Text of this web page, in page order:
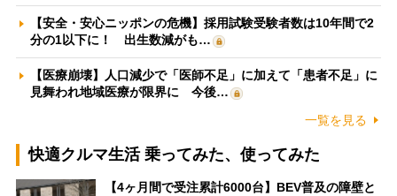
【安全・安心ニッポンの危機】採用試験受験者数は10年間で2
分の1以下に！ 出生数減がも…
【医療崩壊】人口減少で「医師不足」に加えて「患者不足」に
見舞われ地域医療が限界に 今後…
一覧を見る
快適クルマ生活 乗ってみた、使ってみた
【4ヶ月間で受注累計6000台】BEV普及の障壁と